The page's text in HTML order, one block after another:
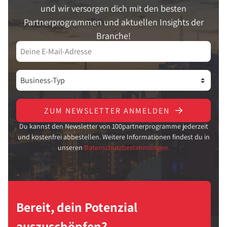
und wir versorgen dich mit den besten
Partnerprogrammen und aktuellen Insights der
Branche!
ZUM NEWSLETTER ANMELDEN
Du kannst den Newsletter von 100partnerprogramme jederzeit
und kostenfrei abbestellen. Weitere Informationen findest du in
unseren Datenschutzbestimmungen.
Bereit, dein Potenzial